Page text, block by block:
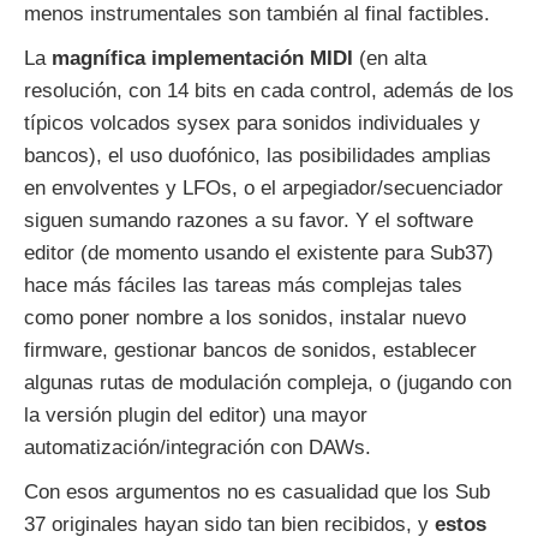
menos instrumentales son también al final factibles.
La magnífica implementación MIDI (en alta
resolución, con 14 bits en cada control, además de los
típicos volcados sysex para sonidos individuales y
bancos), el uso duofónico, las posibilidades amplias
en envolventes y LFOs, o el arpegiador/secuenciador
siguen sumando razones a su favor. Y el software
editor (de momento usando el existente para Sub37)
hace más fáciles las tareas más complejas tales
como poner nombre a los sonidos, instalar nuevo
firmware, gestionar bancos de sonidos, establecer
algunas rutas de modulación compleja, o (jugando con
la versión plugin del editor) una mayor
automatización/integración con DAWs.
Con esos argumentos no es casualidad que los Sub
37 originales hayan sido tan bien recibidos, y estos